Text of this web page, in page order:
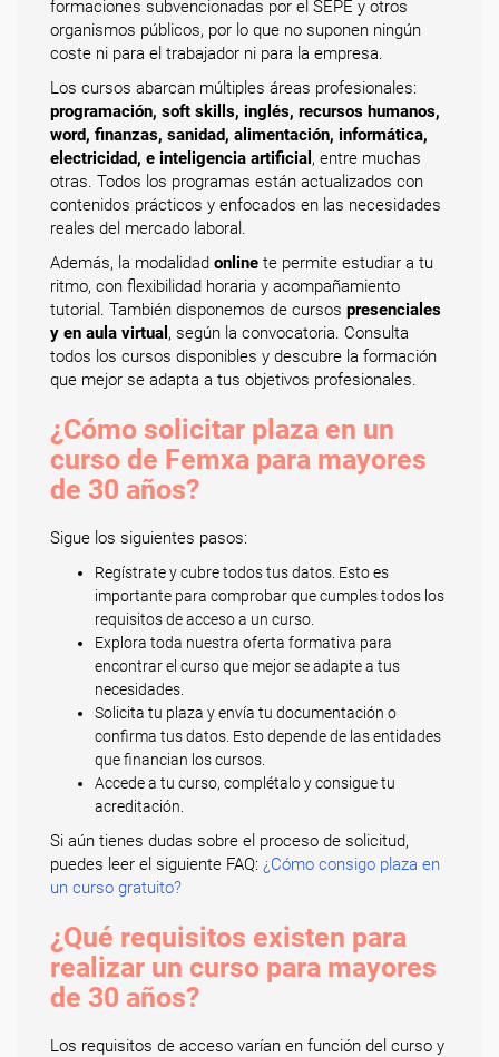
formaciones subvencionadas por el SEPE y otros
organismos públicos, por lo que no suponen ningún
coste ni para el trabajador ni para la empresa.
Los cursos abarcan múltiples áreas profesionales:
programación, soft skills, inglés, recursos humanos,
word, finanzas, sanidad, alimentación, informática,
electricidad, e inteligencia artificial , entre muchas
otras. Todos los programas están actualizados con
contenidos prácticos y enfocados en las necesidades
reales del mercado laboral.
Además, la modalidad online te permite estudiar a tu
ritmo, con flexibilidad horaria y acompañamiento
tutorial. También disponemos de cursos presenciales
y en aula virtual , según la convocatoria. Consulta
todos los cursos disponibles y descubre la formación
que mejor se adapta a tus objetivos profesionales.
¿Cómo solicitar plaza en un
curso de Femxa para mayores
de 30 años?
Sigue los siguientes pasos:
Regístrate y cubre todos tus datos. Esto es
importante para comprobar que cumples todos los
requisitos de acceso a un curso.
Explora toda nuestra oferta formativa para
encontrar el curso que mejor se adapte a tus
necesidades.
Solicita tu plaza y envía tu documentación o
confirma tus datos. Esto depende de las entidades
que financian los cursos.
Accede a tu curso, complétalo y consigue tu
acreditación.
Si aún tienes dudas sobre el proceso de solicitud,
puedes leer el siguiente FAQ: ¿Cómo consigo plaza en
un curso gratuito?
¿Qué requisitos existen para
realizar un curso para mayores
de 30 años?
Los requisitos de acceso varían en función del curso y